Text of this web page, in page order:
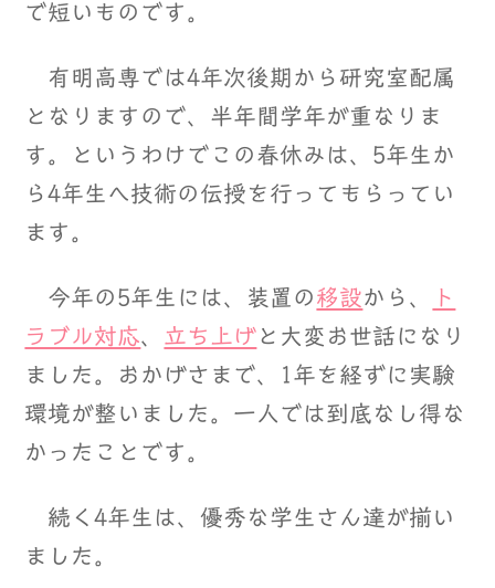
で短いものです。
有明高専では4年次後期から研究室配属
となりますので、半年間学年が重なりま
す。というわけでこの春休みは、5年生か
ら4年生へ技術の伝授を行ってもらってい
ます。
今年の5年生には、装置の 移設から、
ト
ラブル対応、 立ち上げ と大変お世話になり
ました。おかげさまで、1年を経ずに実験
環境が整いました。一人では到底なし得な
かったことです。
続く4年生は、優秀な学生さん達が揃い
ました。